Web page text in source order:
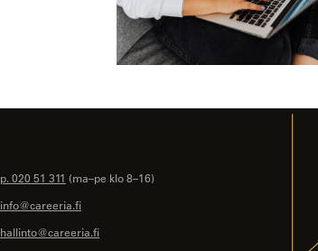
p. 020 51 311 (ma–pe klo 8–16)
info@careeria.fi
hallinto@careeria.fi